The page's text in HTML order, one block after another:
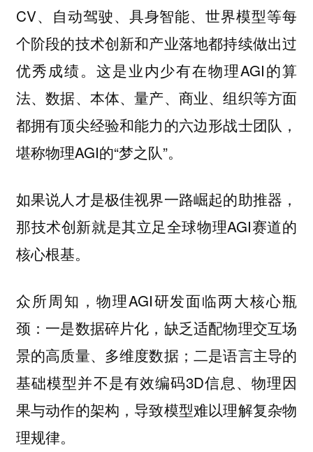
CV、自动驾驶、具身智能、世界模型等每
个阶段的技术创新和产业落地都持续做出过
优秀成绩。这是业内少有在物理AGI的算
法、数据、本体、量产、商业、组织等方面
都拥有顶尖经验和能力的六边形战士团队，
堪称物理AGI的“梦之队”。
如果说人才是极佳视界一路崛起的助推器，
那技术创新就是其立足全球物理AGI赛道的
核心根基。
众所周知，物理AGI研发面临两大核心瓶
颈：一是数据碎片化，缺乏适配物理交互场
景的高质量、多维度数据；二是语言主导的
基础模型并不是有效编码3D信息、物理因
果与动作的架构，导致模型难以理解复杂物
理规律。